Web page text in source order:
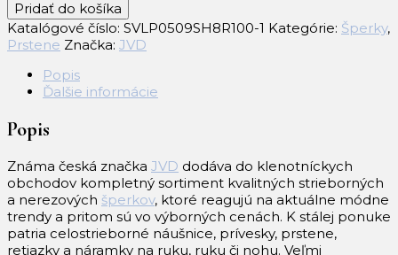
množstvo
Strieborný
prsteň
BRILIANT
SVLR0509SH8R1
Pridať do košíka
Katalógové číslo: SVLP0509SH8R100-1 Kategórie: Šperky,
Prstene Značka: JVD
Popis
Ďalšie informácie
Popis
Známa česká značka JVD dodáva do klenotníckych
obchodov kompletný sortiment kvalitných strieborných
a nerezových šperkov, ktoré reagujú na aktuálne módne
trendy a pritom sú vo výborných cenách. K stálej ponuke
patria celostrieborné náušnice, prívesky, prstene,
retiazky a náramky na ruku, ruku či nohu. Veľmi